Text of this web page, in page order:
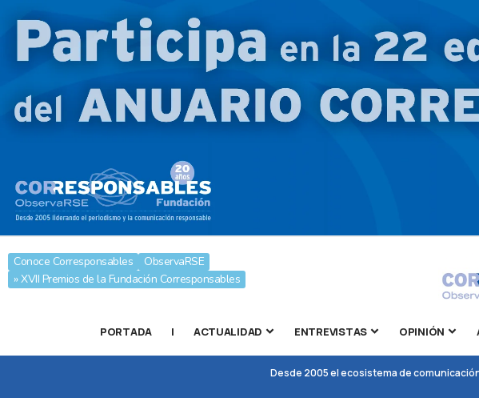
Conoce Corresponsables
ObservaRSE
» XVII Premios de la Fundación Corresponsables
PORTADA | ACTUALIDAD ENTREVISTAS OPINIÓN
Desde 2005 el ecosistema de